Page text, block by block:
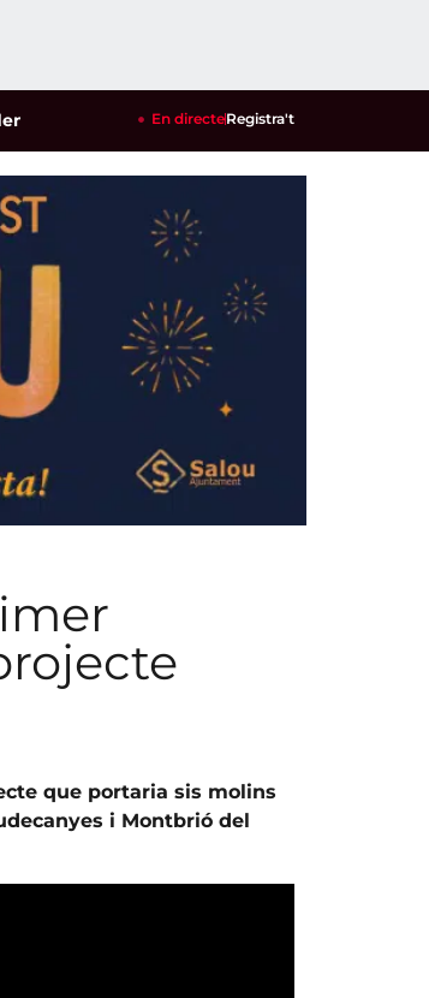
en un dispositiu policial contra la
En directeRegistra't
que portaria sis molins
i Montbrió del